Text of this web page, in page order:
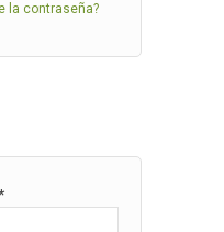
la contraseña?